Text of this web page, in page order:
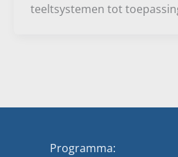
teeltsystemen tot
Programma: